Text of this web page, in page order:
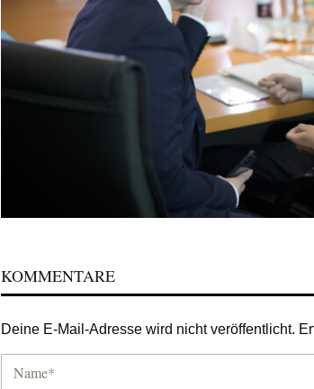
KOMMENTARE
Deine E-Mail-Adresse wird nicht veröffentlicht.